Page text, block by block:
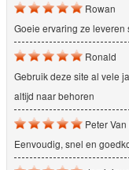
Rowan
Goeie ervaring ze leveren
Ronald
Gebruik deze site al vele
altijd naar behoren
Peter
Eenvoudig, snel en